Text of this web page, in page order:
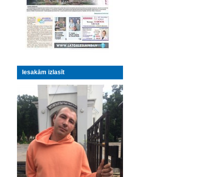
Iesakām izlasīt